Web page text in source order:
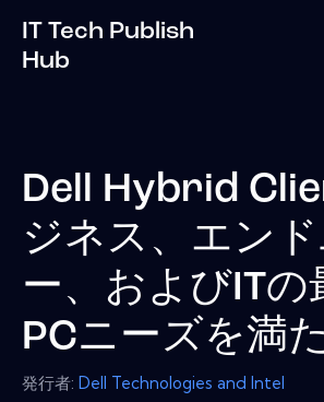
IT Tech Publish
Hub
Dell Hybrid
ジネス、エン
ー、およびITの
PCニーズを満
発行者: Dell Technologies and Intel